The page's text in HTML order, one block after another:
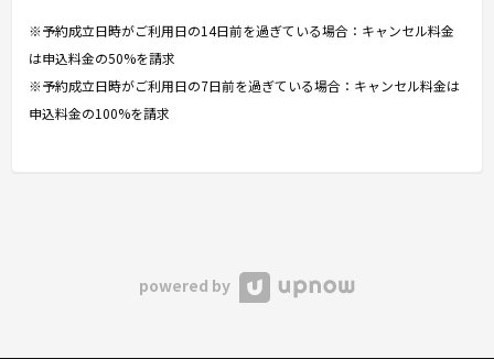
※予約成立日時がご利用日の14日前を過ぎている場合：キャンセル料金
は申込料金の50%を請求
※予約成立日時がご利用日の7日前を過ぎている場合：キャンセル料金は
申込料金の100%を請求
powered by